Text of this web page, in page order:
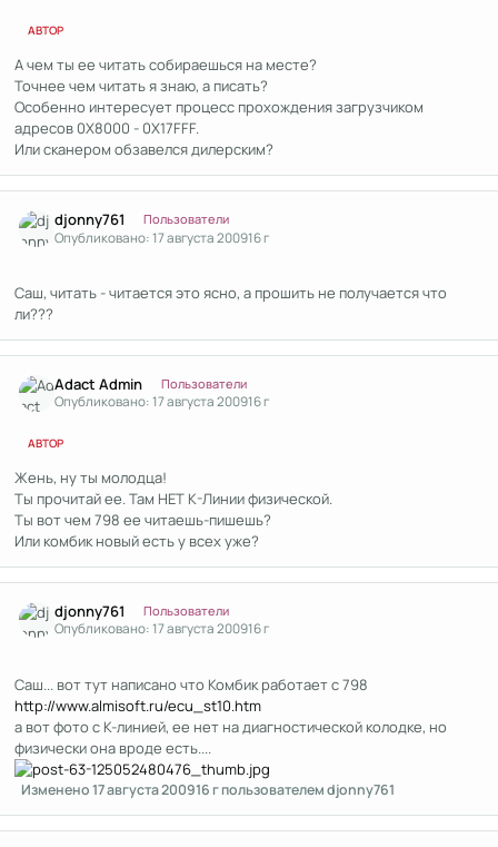
АВТОР
А чем ты ее читать собираешься на месте?
Точнее чем читать я знаю, а писать?
Особенно интересует процесс прохождения загрузчиком
адресов 0Х8000 - 0Х17FFF.
Или сканером обзавелся дилерским?
djonny761 Пользователи
Опубликовано:17 августа 200916 г
Саш, читать - читается это ясно, а прошить не получается что
ли???
Adact Admin Пользователи
Опубликовано:17 августа 200916 г
АВТОР
Жень, ну ты молодца!
Ты прочитай ее. Там НЕТ К-Линии физической.
Ты вот чем 798 ее читаешь-пишешь?
Или комбик новый есть у всех уже?
djonny761 Пользователи
Опубликовано:17 августа 200916 г
Саш... вот тут написано что Комбик работает с 798
http://www.almisoft.ru/ecu_st10.htm
а вот фото с К-линией, ее нет на диагностической колодке, но
физически она вроде есть....
Изменено17 августа 200916 гпользователем djonny761